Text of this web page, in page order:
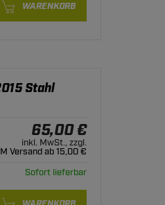
WARENKORB
Stahl
65,00 €
inkl. MwSt., zzgl.
M Versand ab 15,00 €
Sofort lieferbar